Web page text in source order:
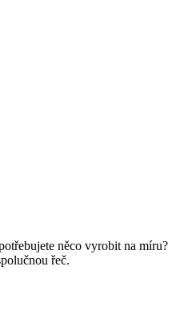
něco vyrobit na míru?
řeč.